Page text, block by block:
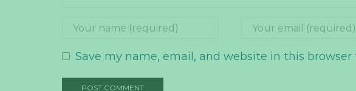
Save my name, email, and website in this